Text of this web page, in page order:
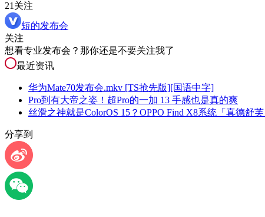
21关注
短的发布会
关注
想看专业发布会？那你还是不要关注我了
最近资讯
华为Mate70发布会.mkv [TS抢先版][国语中字]
Pro到有大帝之姿！超Pro的一加 13 手感也是真的爽
丝滑之神就是ColorOS 15？OPPO Find X8系统「真德舒芙
分享到